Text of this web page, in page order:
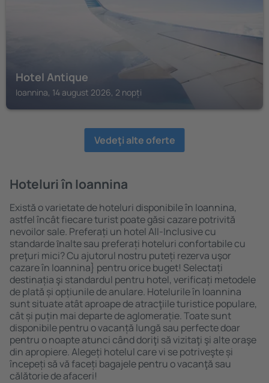
Hotel Antique
Ioannina, 14 august 2026, 2 nopți
Vedeţi alte oferte
Hoteluri în Ioannina
Există o varietate de hoteluri disponibile în Ioannina,
astfel încât fiecare turist poate găsi cazare potrivită
nevoilor sale. Preferați un hotel All-Inclusive cu
standarde ȋnalte sau preferați hoteluri confortabile cu
preţuri mici? Cu ajutorul nostru puteți rezerva uşor
cazare în Ioannina} pentru orice buget! Selectați
destinația şi standardul pentru hotel, verificați metodele
de plată și opțiunile de anulare. Hotelurile în Ioannina
sunt situate atât aproape de atracţiile turistice populare,
cât și puțin mai departe de aglomerație. Toate sunt
disponibile pentru o vacanță lungă sau perfecte doar
pentru o noapte atunci când doriţi să vizitaţi şi alte oraşe
din apropiere. Alegeți hotelul care vi se potriveşte și
începeți să vă faceți bagajele pentru o vacanţă sau
călătorie de afaceri!